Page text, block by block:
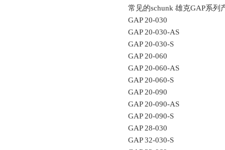
常见的schunk 雄克GAP系列
GAP 20-030
GAP 20-030-AS
GAP 20-030-S
GAP 20-060
GAP 20-060-AS
GAP 20-060-S
GAP 20-090
GAP 20-090-AS
GAP 20-090-S
GAP 28-030
GAP 32-030-S